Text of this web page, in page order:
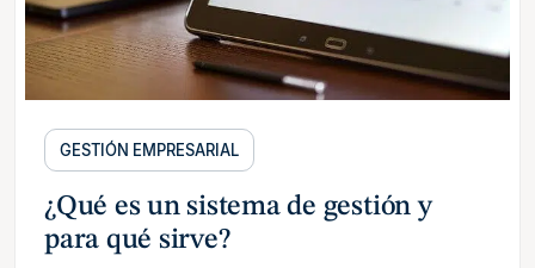
GESTIÓN EMPRESARIAL
¿Qué es un sistema de gestión y
para qué sirve?